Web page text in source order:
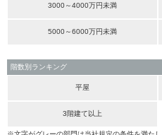
3000～4000万円未満
5000～6000万円未満
階数別ランキング
平屋
3階建て以上